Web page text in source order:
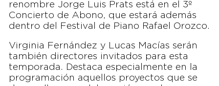
renombre Jorge Luis Prats está en el 3º
Concierto de Abono, que estará además
dentro del Festival de Piano Rafael Orozco.
Virginia Fernández y Lucas Macías serán
también directores invitados para esta
temporada. Destaca especialmente en la
programación aquellos proyectos que se